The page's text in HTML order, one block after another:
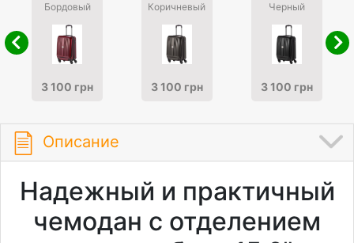
Бордовый
3 100 грн
Коричневый
3 100 грн
Черный
3 100 грн
Описание
Надежный и практичный
чемодан с отделением